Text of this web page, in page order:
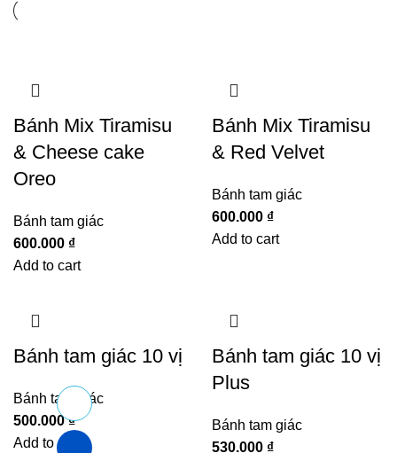
Bánh Mix Tiramisu
& Cheese cake
Oreo
Bánh tam giác
600.000 ₫
Add to cart
Bánh Mix Tiramisu
& Red Velvet
Bánh tam giác
600.000 ₫
Add to cart
Bánh tam giác 10 vị
Bánh tam giác
500.000₫
Add to cart
Bánh tam giác 10 vị
Plus
Bánh tam giác
530.000 ₫